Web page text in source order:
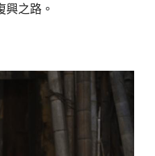
興之路。